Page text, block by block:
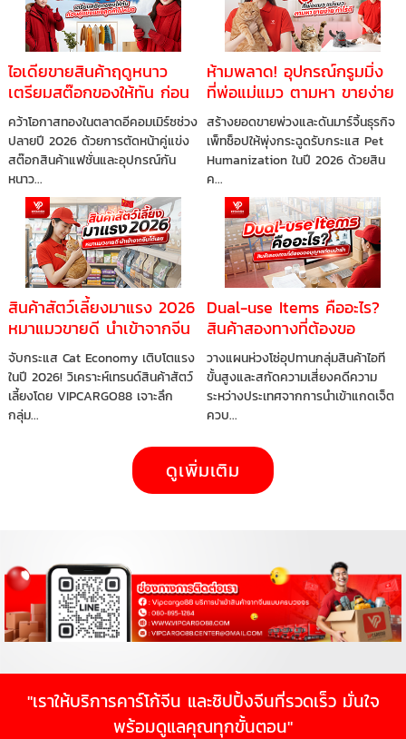
ไอเดียขายสินค้าฤดูหนาว
เตรียมสต๊อกของให้ทัน ก่อน
คู่แข่งแย่งลูกค้าไปหมด
คว้าโอกาสทองในตลาดอีคอมเมิร์ซช่วง
ปลายปี 2026 ด้วยการตัดหน้าคู่แข่ง
สต๊อกสินค้าแฟชั่นและอุปกรณ์กัน
หนาว...
ห้ามพลาด! อุปกรณ์กรูมมิ่ง
ที่พ่อแม่แมว ตามหา ขายง่าย
กำไรดี ทำไมร้านค้าออนไลน์
ควรรีบสต๊อก
สร้างยอดขายพ่วงและดันมาร์จิ้นธุรกิจ
เพ็ทช็อปให้พุ่งกระฉูดรับกระแส Pet
Humanization ในปี 2026 ด้วยสิน
ค...
สินค้าสัตว์เลี้ยงมาแรง 2026
หมาแมวขายดี นำเข้าจากจีน
ได้เลย
จับกระแส Cat Economy เติบโตแรง
ในปี 2026! วิเคราะห์เทรนด์สินค้าสัตว์
เลี้ยงโดย VIPCARGO88 เจาะลึก
กลุ่ม...
Dual-use Items คืออะไร?
สินค้าสองทางที่ต้องขอ
อนุญาตก่อนนำเข้า
วางแผนห่วงโซ่อุปทานกลุ่มสินค้าไอที
ขั้นสูงและสกัดความเสี่ยงคดีความ
ระหว่างประเทศจากการนำเข้าแกดเจ็ต
ควบ...
ดูเพิ่มเติม
"เราให้บริการคาร์โก้จีน และชิปปิ้งจีนที่รวดเร็ว มั่นใจ
พร้อมดูแลคุณทุกขั้นตอน"